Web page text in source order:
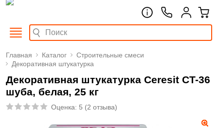
Главная Каталог
Строительные смеси
Декоративная штукатурка
Декоративная штукатурка Ceresit CT-36
шуба, белая, 25 кг
Оценка: 5 (2 отзыва)